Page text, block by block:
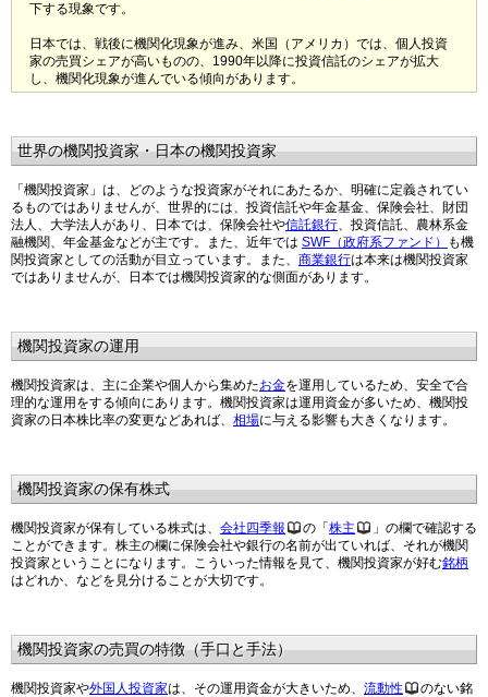
下する現象です。
日本では、戦後に機関化現象が進み、米国（アメリカ）では、個人投資
家の売買シェアが高いものの、1990年以降に投資信託のシェアが拡大
し、機関化現象が進んでいる傾向があります。
世界の機関投資家・日本の機関投資家
「機関投資家」は、どのような投資家がそれにあたるか、明確に定義されてい
るものではありませんが、世界的には、投資信託や年金基金、保険会社、財団
法人、大学法人があり、日本では、保険会社や信託銀行、投資信託、農林系金
融機関、年金基金などが主です。また、近年では SWF（政府系ファンド）
も機
関投資家としての活動が目立っています。また、 商業銀行は本来は機関投資家
ではありませんが、日本では機関投資家的な側面があります。
機関投資家の運用
機関投資家は、主に企業や個人から集めたお金を運用しているため、安全で合
理的な運用をする傾向にあります。機関投資家は運用資金が多いため、機関投
資家の日本株比率の変更などあれば、 相場に与える影響も大きくなります。
機関投資家の保有株式
機関投資家が保有している株式は、 会社四季報 の「 株主
」の欄で確認する
ことができます。株主の欄に保険会社や銀行の名前が出ていれば、それが機関
投資家ということになります。こういった情報を見て、機関投資家が好む銘柄
はどれか、などを見分けることが大切です。
機関投資家の売買の特徴（手口と手法）
機関投資家や外国人投資家は、その運用資金が大きいため、 流動性
のない銘